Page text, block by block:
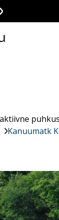
puhkus
Kanuumatk